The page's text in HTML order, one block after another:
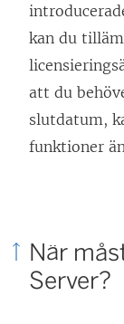
kan du
att du
slutdatum,
funktioner
När
Server?